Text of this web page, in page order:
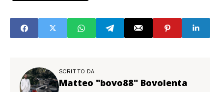
SCRITTO DA
Matteo "bovo88" Bovolenta